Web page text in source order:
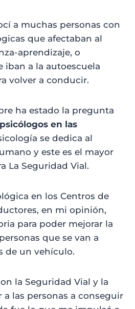
a muchas personas con
que afectaban al
aprendizaje, o
iban a la autoescuela
volver a conducir.
ha estado la pregunta
en las
se dedica al
y este es el mayor
La Seguridad Vial.
en los Centros de
en mi opinión,
para poder mejorar la
que se van a
de un vehículo.
la Seguridad Vial y la
las personas a conseguir